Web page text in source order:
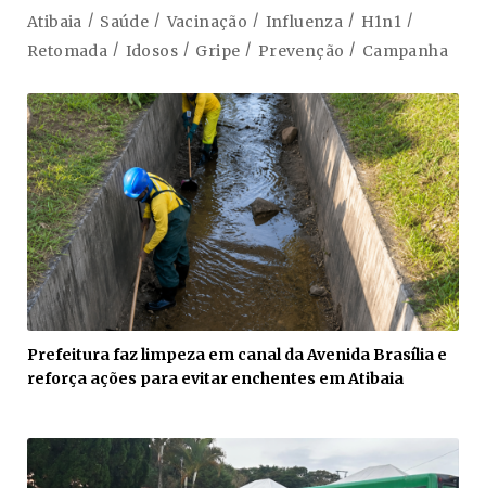
Atibaia Saúde Vacinação Influenza
H1n1
Retomada
Idosos Gripe Prevenção Campanha
Prefeitura faz limpeza em canal da Avenida Brasília e
reforça ações para evitar enchentes em Atibaia